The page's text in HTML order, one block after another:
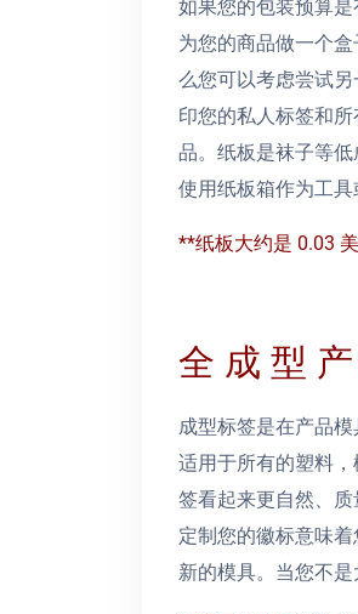
如果您的包装预算
为您的商品做一个
么您可以考虑尝试
印您的私人标签和
品。纸板是袜子等
使用纸板箱作为工具
**纸板大约是 0.03
全 成 型
成型标签是在产品
适用于所有的塑料
签看起来更自然、
定制您的徽标意味
新的模具。当您不是